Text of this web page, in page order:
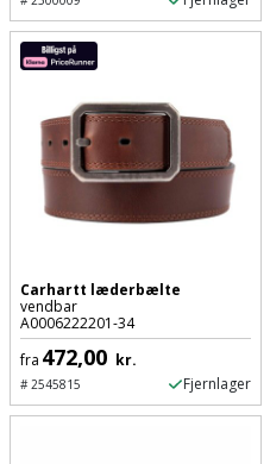
Carhartt læderbælte
vendbar
A0006222201-34
fra 472,00 kr.
#2545815 Fjernlager